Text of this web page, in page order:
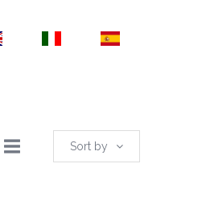
Sort by